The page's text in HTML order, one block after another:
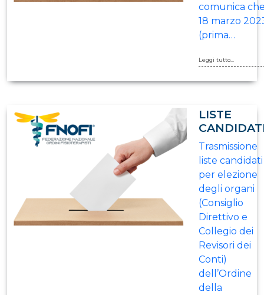
comunica
18 marzo
(prima…
Leggi tutto...
LISTE
Trasmissione
liste candidati
per elezione
degli organi
(Consiglio
Direttivo e
Collegio dei
Revisori dei
Conti)
dell’Ordine
della